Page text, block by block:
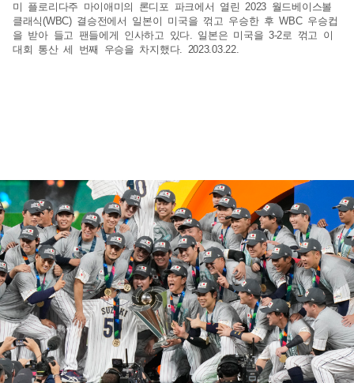
미 플로리다주 마이애미의 론디포 파크에서 열린 2023 월드베이스볼
클래식(WBC) 결승전에서 일본이 미국을 꺾고 우승한 후 WBC 우승컵
을 받아 들고 팬들에게 인사하고 있다. 일본은 미국을 3-2로 꺾고 이
대회 통산 세 번째 우승을 차지했다. 2023.03.22.